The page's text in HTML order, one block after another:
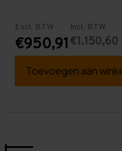
Excl. BTW
€950,91
Incl. BTW
€1.150,60
Toevoegen aan